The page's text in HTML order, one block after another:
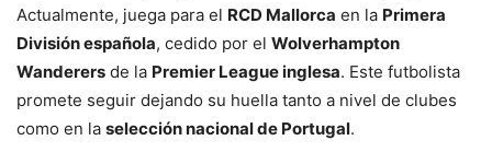
Actualmente, juega para el RCD Mallorca en la Primera
División española, cedido por el Wolverhampton
Wanderers de la Premier League inglesa. Este futbolista
promete seguir dejando su huella tanto a nivel de clubes
como en la selección nacional de Portugal.